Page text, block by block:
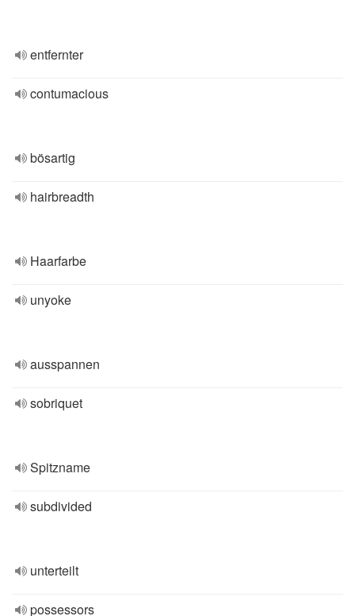
entfernter
contumacious
bösartig
hairbreadth
Haarfarbe
unyoke
ausspannen
sobriquet
Spitzname
subdivided
unterteilt
possessors